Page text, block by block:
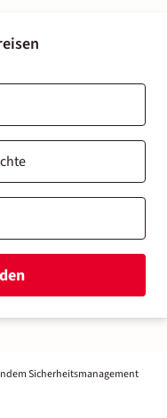
Sicherheitsmanagement